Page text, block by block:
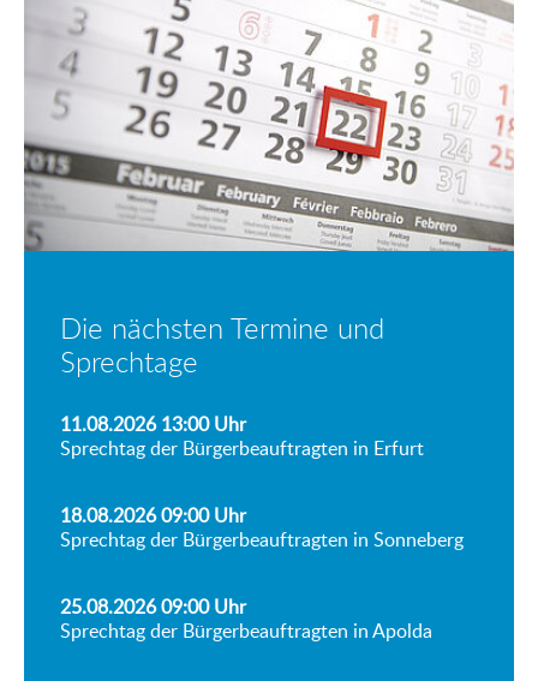
Die nächsten Termine und
Sprechtage
11.08.2026 13:00Uhr
Sprechtag der Bürgerbeauftragten in Erfurt
18.08.2026 09:00Uhr
Sprechtag der Bürgerbeauftragten in Sonneberg
25.08.2026 09:00Uhr
Sprechtag der Bürgerbeauftragten in Apolda